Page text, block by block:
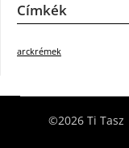
Címkék
arckrémek
©2026 Ti Tasz